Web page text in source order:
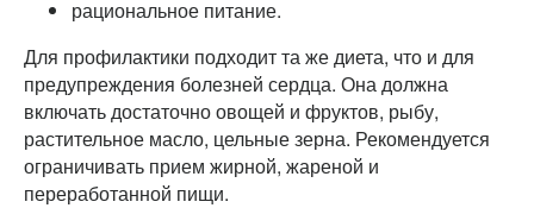
рациональное питание.
Для профилактики подходит та же диета, что и для
предупреждения болезней сердца. Она должна
включать достаточно овощей и фруктов, рыбу,
растительное масло, цельные зерна. Рекомендуется
ограничивать прием жирной, жареной и
переработанной пищи.